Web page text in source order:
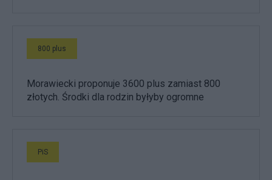
800 plus
Morawiecki proponuje 3600 plus zamiast 800
złotych. Środki dla rodzin byłyby ogromne
PiS